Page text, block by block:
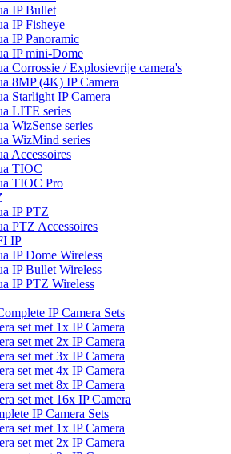
IP Bullet
IP Fisheye
IP Panoramic
IP mini-Dome
Corrossie / Explosievrije camera's
8MP (4K) IP Camera
Starlight IP Camera
LITE series
WizSense series
WizMind series
Accessoires
TIOC
TIOC Pro
IP PTZ
PTZ Accessoires
IP
IP Dome Wireless
IP Bullet Wireless
IP PTZ Wireless
IP Camera Sets
set met 1x IP Camera
set met 2x IP Camera
set met 3x IP Camera
set met 4x IP Camera
set met 8x IP Camera
set met 16x IP Camera
IP Camera Sets
set met 1x IP Camera
set met 2x IP Camera